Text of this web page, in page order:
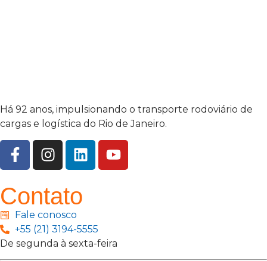
Há 92 anos, impulsionando o transporte rodoviário de
cargas e logística do Rio de Janeiro.
Contato
Fale conosco
+55 (21) 3194-5555
De segunda à sexta-feira